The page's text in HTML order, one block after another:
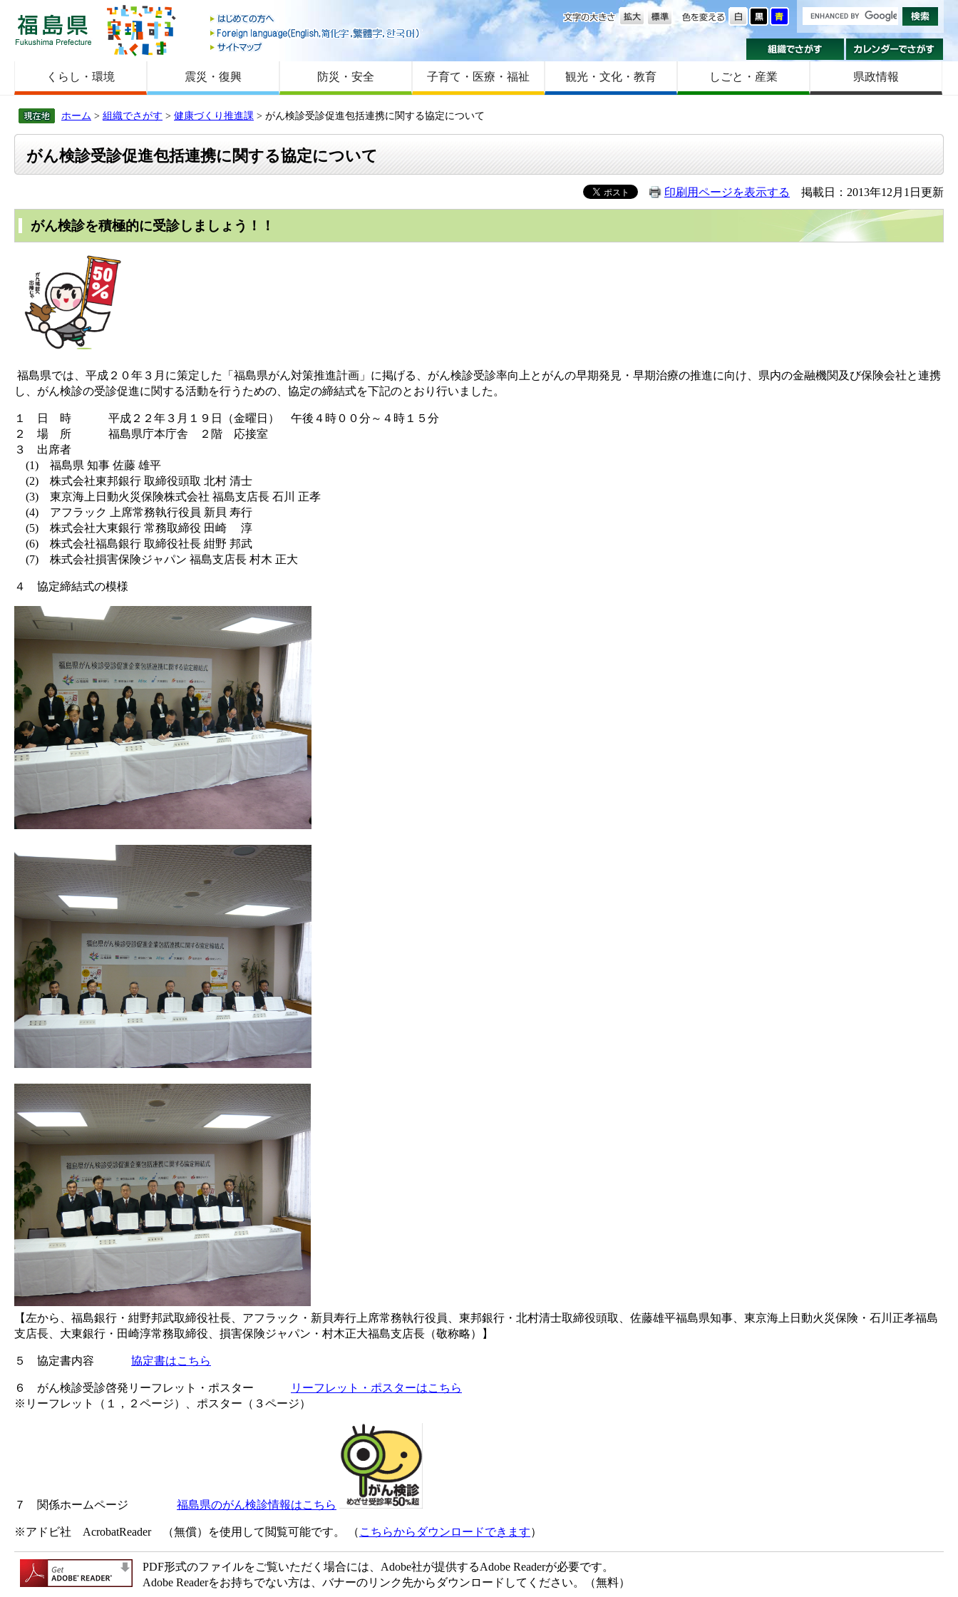
福島県
はじめての方へ
Foreign language
サイトマップ
色を変える
文字の大きさ
組織でさがす
くらし・環境 震災・復興 防災・安全 子育て・医療・福祉 観光・文化・教育 しごと・産業 県政情報
ホーム > 組織でさがす > 健康づくり推進課 > がん検診受診促進包括連携に関する協定について
がん検診受診促進包括連携に関する協定について
印刷用ページを表示する 掲載日：2013年12月1日更新
がん検診を積極的に受診しましょう！！
福島県では、平成２０年３月に策定した「福島県がん対策推進計画」に掲げる、がん検診受診率向上とがんの早期発見・早期治療の推進に向け、県内の金融機関及び保険会社と連携
し、がん検診の受診促進に関する活動を行うための、協定の締結式を下記のとおり行いました。
１ 日 時 平成２２年３月１９日（金曜日） 午後４時００分～４時１５分
２ 場 所 福島県庁本庁舎 ２階 応接室
３ 出席者
(1) 福島県 知事 佐藤 雄平
(2) 株式会社東邦銀行 取締役頭取 北村 清士
(3) 東京海上日動火災保険株式会社 福島支店長 石川 正孝
(4) アフラック 上席常務執行役員 新貝 寿行
(5) 株式会社大東銀行 常務取締役 田崎 淳
(6) 株式会社福島銀行 取締役社長 紺野 邦武
(7) 株式会社損害保険ジャパン 福島支店長 村木 正大
４ 協定締結式の模様
【左から、福島銀行・紺野邦武取締役社長、アフラック・新貝寿行上席常務執行役員、東邦銀行・北村清士取締役頭取、佐藤雄平福島県知事、東京海上日動火災保険・石川正孝福島
支店長、大東銀行・田崎淳常務取締役、損害保険ジャパン・村木正大福島支店長（敬称略）】
５ 協定書内容 協定書はこちら
６ がん検診受診啓発リーフレット・ポスター
リーフレット・ポスターはこちら
※リーフレット（１，２ページ）、ポスター（３ページ）
７ 関係ホームページ 福島県のがん検診情報はこちら
※アドビ社 AcrobatReader （無償）を使用して閲覧可能です。 （ こちらからダウンロードできます）
PDF形式のファイルをご覧いただく場合には、Adobe社が提供するAdobe Readerが必要です。
Adobe Readerをお持ちでない方は、バナーのリンク先からダウンロードしてください。（無料）